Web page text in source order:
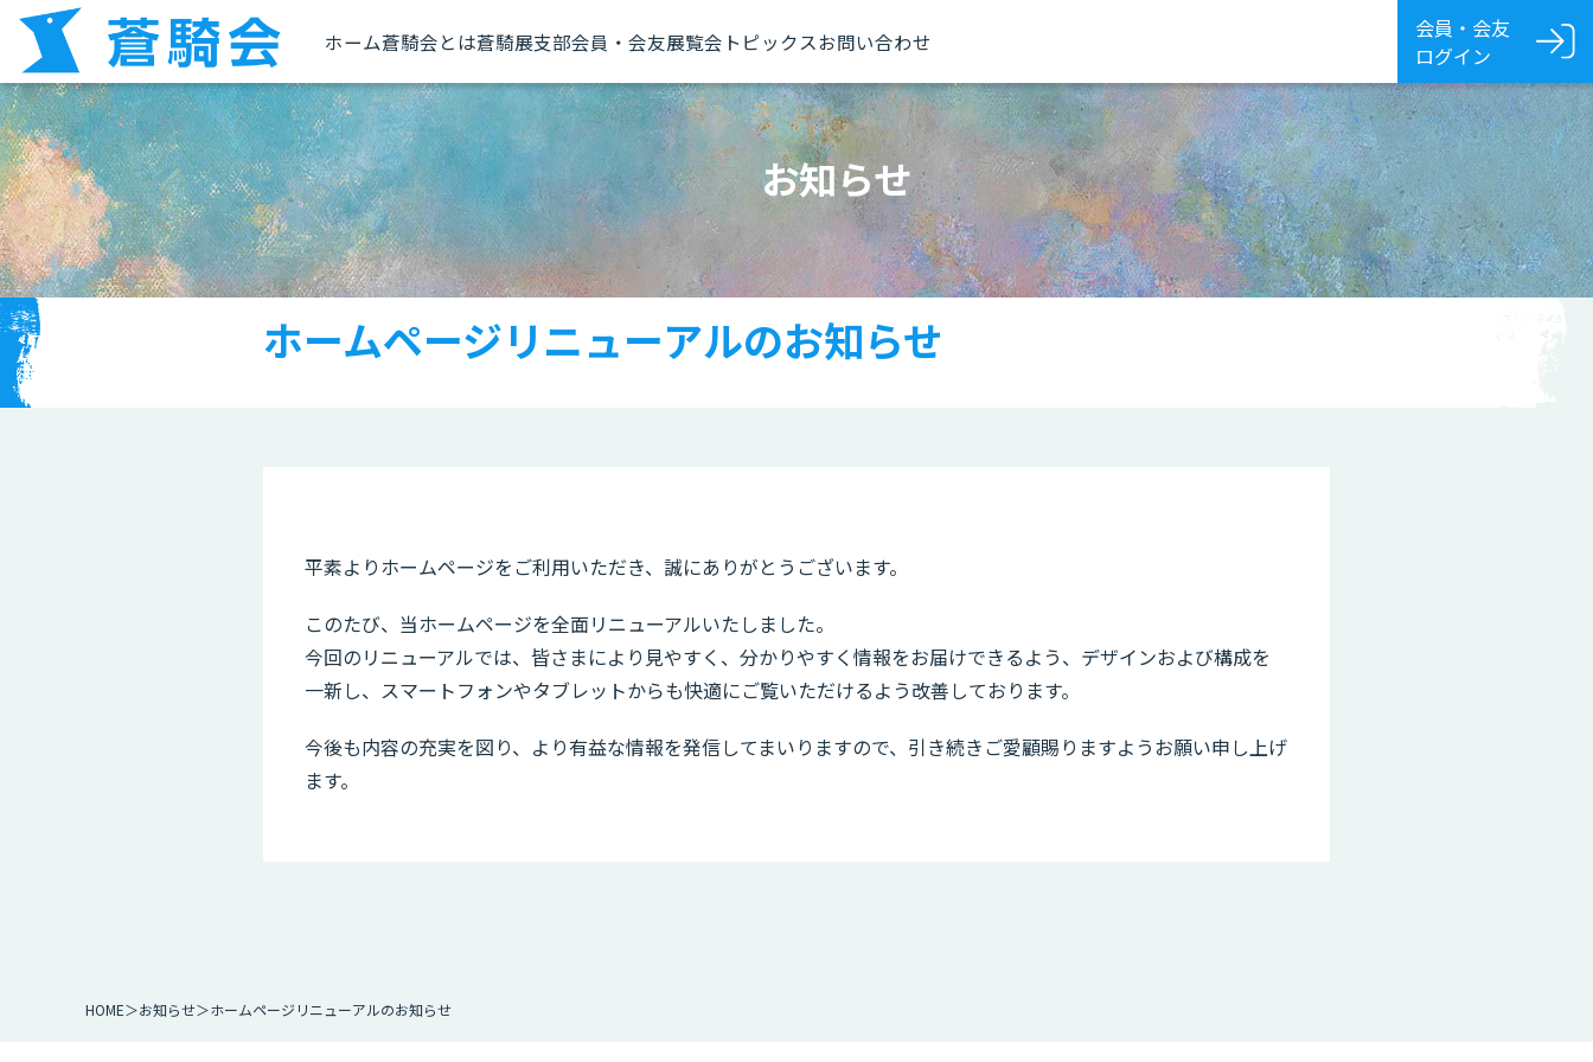
ホーム蒼騎会とは蒼騎展支部会員・会友展覧会トピックスお問い合わせ
会員・会友
ログイン
お知らせ
ホームページリニューアルのお知らせ
平素よりホームページをご利用いただき、誠にありがとうございます。
このたび、当ホームページを全面リニューアルいたしました。
今回のリニューアルでは、皆さまにより見やすく、分かりやすく情報をお届けできるよう、デザインおよび構成を
一新し、スマートフォンやタブレットからも快適にご覧いただけるよう改善しております。
今後も内容の充実を図り、より有益な情報を発信してまいりますので、引き続きご愛顧賜りますようお願い申し上げ
ます。
HOME お知らせ ホームページリニューアルのお知らせ